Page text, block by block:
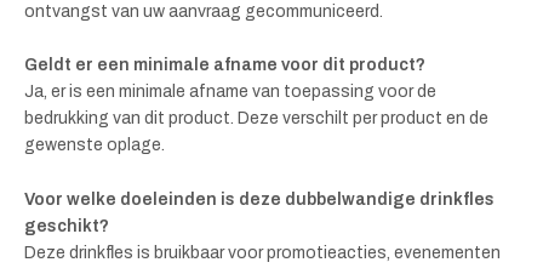
ontvangst van uw aanvraag gecommuniceerd.
Geldt er een minimale afname voor dit product?
Ja, er is een minimale afname van toepassing voor de
bedrukking van dit product. Deze verschilt per product en de
gewenste oplage.
Voor welke doeleinden is deze dubbelwandige drinkfles
geschikt?
Deze drinkfles is bruikbaar voor promotieacties, evenementen